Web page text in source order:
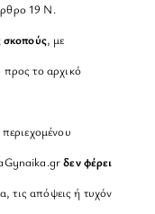
19 Ν.
σκοπούς, με
προς το αρχικό
δεν φέρει
τις απόψεις ή τυχόν